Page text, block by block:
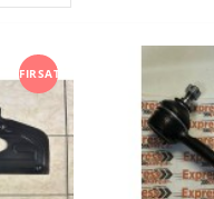
FIRSAT